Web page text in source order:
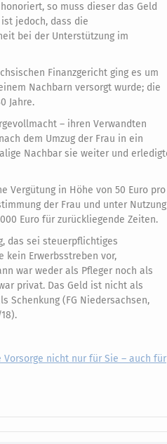
so muss dieser das Geld
jedoch, dass die
bei der Unterstützung im
Finanzgericht ging es um
Nachbarn versorgt wurde; die
Jahre.
– ihren Verwandten
dem Umzug der Frau in ein
Nachbar sie weiter und
Vergütung in Höhe von 50 Euro pro
der Frau und unter Nutzung
Euro für zurückliegende Zeiten.
das sei steuerpflichtiges
kein Erwerbsstreben vor,
war weder als Pfleger noch als
privat. Das Geld ist nicht als
Schenkung (FG Niedersachsen,
Vorsorge nicht nur für Sie – auch für